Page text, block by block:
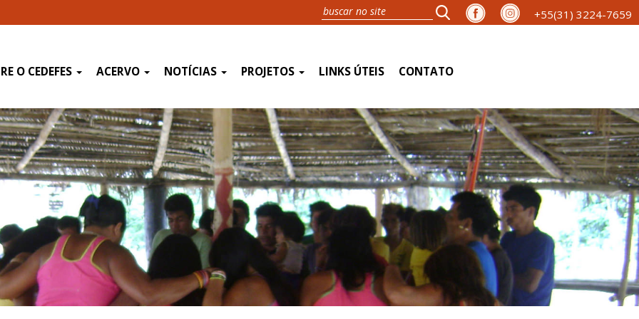
+55(31) 3224-7659
O CEDEFES ACERVO NOTÍCIAS PROJETOS LINKS ÚTEIS CONTATO